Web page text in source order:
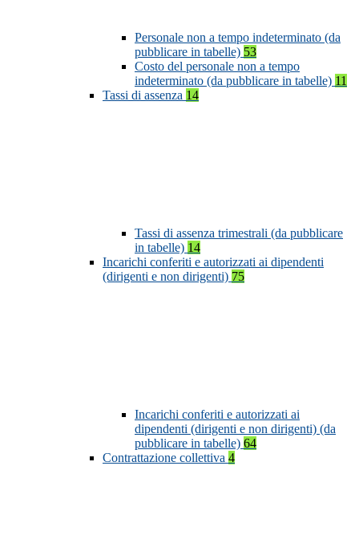
Personale non a tempo indeterminato (da
pubblicare in tabelle) 53
Costo del personale non a tempo
indeterminato (da pubblicare in tabelle) 11
Tassi di assenza 14
Tassi di assenza trimestrali (da pubblicare
in tabelle) 14
Incarichi conferiti e autorizzati ai dipendenti
(dirigenti e non dirigenti) 75
Incarichi conferiti e autorizzati ai
dipendenti (dirigenti e non dirigenti) (da
pubblicare in tabelle) 64
Contrattazione collettiva 4